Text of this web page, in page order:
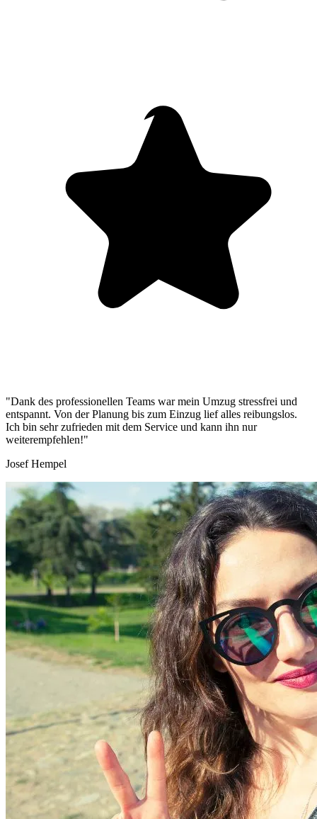
"Dank des professionellen Teams war mein Umzug stressfrei und
entspannt. Von der Planung bis zum Einzug lief alles reibungslos.
Ich bin sehr zufrieden mit dem Service und kann ihn nur
weiterempfehlen!"
Josef Hempel